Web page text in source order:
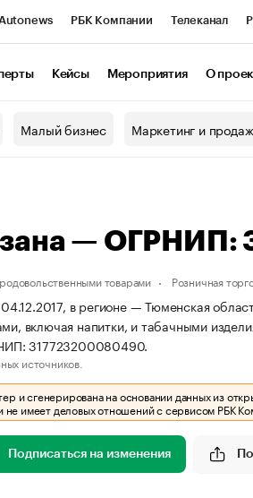
РБК Компании Телеканал
Кейсы Мероприятия О
Малый бизнес Маркетинг и
—
товарами Розничная
в регионе — Тюменская
включая напитки, и табачными
317723200080490.
источников.
и сгенерирована на основании данных из
не имеет деловых отношений с сервисом РБК
Подписаться на изменения